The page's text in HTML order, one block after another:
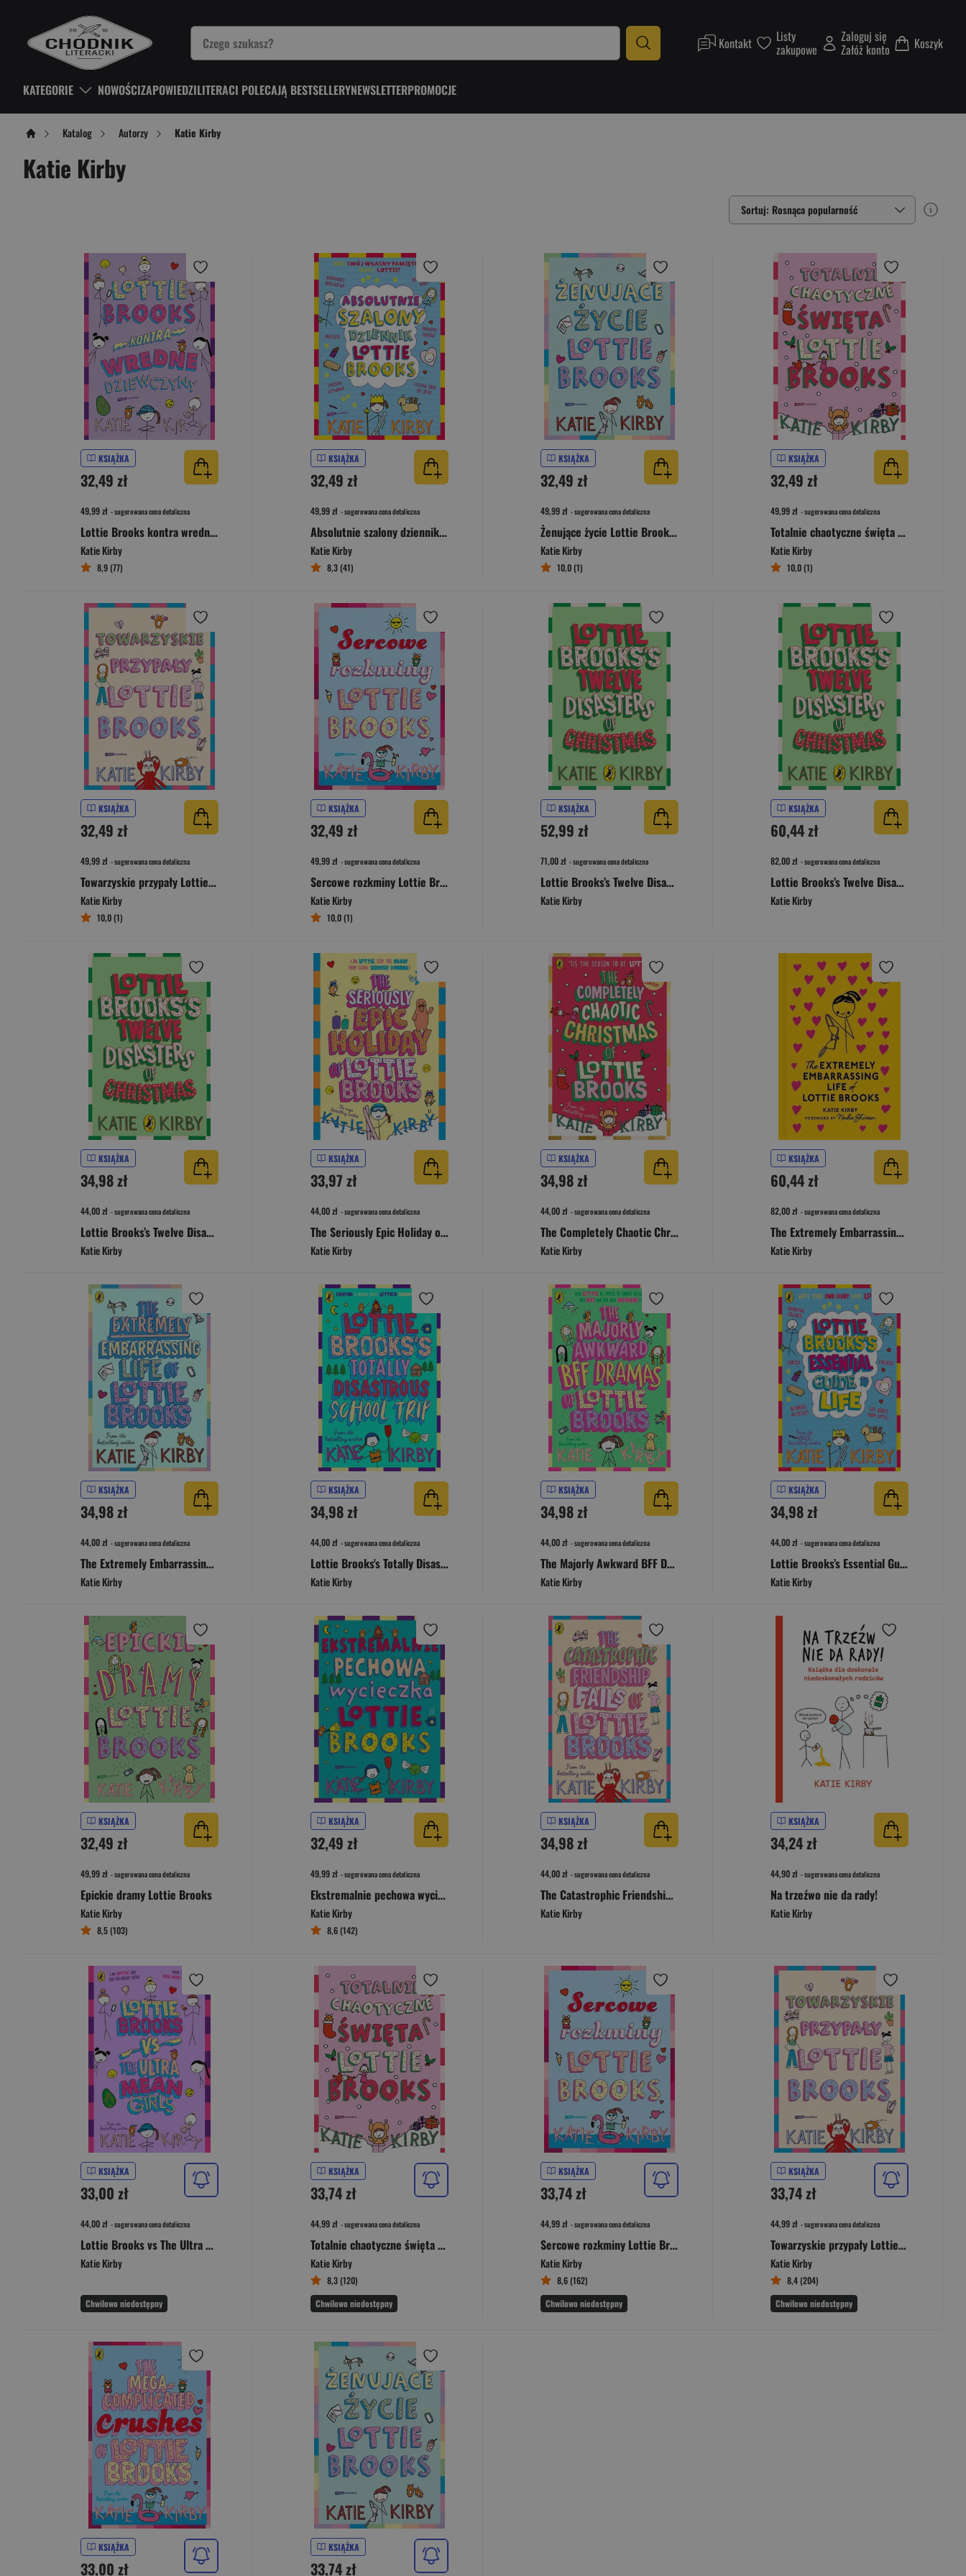
Kontakt Listy
zakupowe
Zaloguj się
Załóż konto Koszyk
KATEGORIE NOWOŚCIZAPOWIEDZILITERACI POLECAJĄ BESTSELLERYNEWSLETTERPROMOCJE
Katalog Autorzy Katie Kirby
Katie Kirby
Sortuj: Rosnąca popularność
KSIĄŻKA
32,49 zł
49,99 zł - sugerowana cena detaliczna
Lottie Brooks kontra wredne dziewczyny
Katie Kirby
8,9 (77)
KSIĄŻKA
32,49 zł
49,99 zł - sugerowana cena detaliczna
Absolutnie szalony dziennik Lottie Brooks
Katie Kirby
8,3 (41)
KSIĄŻKA
32,49 zł
49,99 zł - sugerowana cena detaliczna
Żenujące życie Lottie Brooks [2025]
Katie Kirby
10,0 (1)
KSIĄŻKA
32,49 zł
49,99 zł - sugerowana cena detaliczna
Totalnie chaotyczne święta Lottie Brooks [2025]
Katie Kirby
10,0 (1)
KSIĄŻKA
32,49 zł
49,99 zł - sugerowana cena detaliczna
Towarzyskie przypały Lottie Brooks [2025]
Katie Kirby
10,0 (1)
KSIĄŻKA
32,49 zł
49,99 zł - sugerowana cena detaliczna
Sercowe rozkminy Lottie Brooks [2025]
Katie Kirby
10,0 (1)
KSIĄŻKA
52,99 zł
71,00 zł - sugerowana cena detaliczna
Lottie Brooks’s Twelve Disasters of Christmas
Katie Kirby
KSIĄŻKA
60,44 zł
82,00 zł - sugerowana cena detaliczna
Lottie Brooks’s Twelve Disasters of Christmas
Katie Kirby
KSIĄŻKA
34,98 zł
44,00 zł - sugerowana cena detaliczna
Lottie Brooks’s Twelve Disasters of Christmas
Katie Kirby
KSIĄŻKA
33,97 zł
44,00 zł - sugerowana cena detaliczna
The Seriously Epic Holiday of Lottie Brooks
Katie Kirby
KSIĄŻKA
34,98 zł
44,00 zł - sugerowana cena detaliczna
The Completely Chaotic Christmas of Lottie Brooks
Katie Kirby
KSIĄŻKA
60,44 zł
82,00 zł - sugerowana cena detaliczna
The Extremely Embarrassing Life of Lottie Brooks
Katie Kirby
KSIĄŻKA
34,98 zł
44,00 zł - sugerowana cena detaliczna
The Extremely Embarrassing Life of Lottie Brooks wer. angielska
Katie Kirby
KSIĄŻKA
34,98 zł
44,00 zł - sugerowana cena detaliczna
Lottie Brooks's Totally Disastrous School-Trip wer. angielska
Katie Kirby
KSIĄŻKA
34,98 zł
44,00 zł - sugerowana cena detaliczna
The Majorly Awkward BFF Dramas of Lottie Brooks
Katie Kirby
KSIĄŻKA
34,98 zł
44,00 zł - sugerowana cena detaliczna
Lottie Brooks’s Essential Guide to Life
Katie Kirby
KSIĄŻKA
32,49 zł
49,99 zł - sugerowana cena detaliczna
Epickie dramy Lottie Brooks
Katie Kirby
8,5 (103)
KSIĄŻKA
32,49 zł
49,99 zł - sugerowana cena detaliczna
Ekstremalnie pechowa wycieczka Lottie Brooks
Katie Kirby
8,6 (142)
KSIĄŻKA
34,98 zł
44,00 zł - sugerowana cena detaliczna
The Catastrophic Friendship Fails of Lottie Brooks
Katie Kirby
KSIĄŻKA
34,24 zł
44,90 zł - sugerowana cena detaliczna
Na trzeźwo nie da rady!
Katie Kirby
KSIĄŻKA
33,00 zł
44,00 zł - sugerowana cena detaliczna
Lottie Brooks vs The Ultra Mean Girls
Katie Kirby
Chwilowo niedostępny
KSIĄŻKA
33,74 zł
44,99 zł - sugerowana cena detaliczna
Totalnie chaotyczne święta Lottie Brooks
Katie Kirby
8,3 (120)
Chwilowo niedostępny
KSIĄŻKA
33,74 zł
44,99 zł - sugerowana cena detaliczna
Sercowe rozkminy Lottie Brooks
Katie Kirby
8,6 (162)
Chwilowo niedostępny
KSIĄŻKA
33,74 zł
44,99 zł - sugerowana cena detaliczna
Towarzyskie przypały Lottie Brooks
Katie Kirby
8,4 (204)
Chwilowo niedostępny
KSIĄŻKA
33,00 zł
KSIĄŻKA
33,74 zł